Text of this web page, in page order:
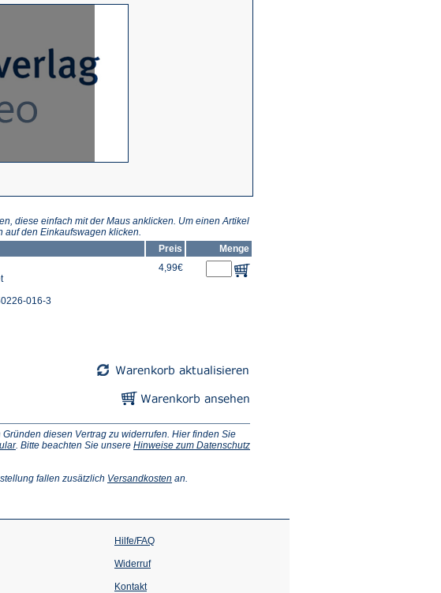
diese einfach mit der Maus anklicken. Um einen Artikel
den Einkaufswagen klicken.
Preis
Menge
016-3
4,99€
diesen Vertrag zu widerrufen. Hier finden Sie
(Öffnet
neuen
. Bitte beachten Sie unsere Hinweise zum Datenschutz
fallen zusätzlich Versandkosten (Öffnet
Tab)
an.
Hilfe/FAQ
Widerruf
Kontakt